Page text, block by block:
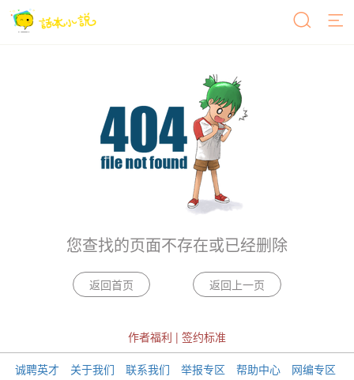
您查找的页面不存在或已经删除
作者福利 | 签约标准
诚聘英才 关于我们 联系我们 举报专区 帮助中心 网编专区